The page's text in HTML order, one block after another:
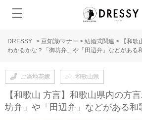
DRESSY > 豆知識/マナー > 結婚式関連 >
【和
わかるかな？「御坊弁」や「田辺弁」などがあ
ご当地花嫁 和歌山県
【和歌山 方言】和歌山県内の方
坊弁」や「田辺弁」などがある